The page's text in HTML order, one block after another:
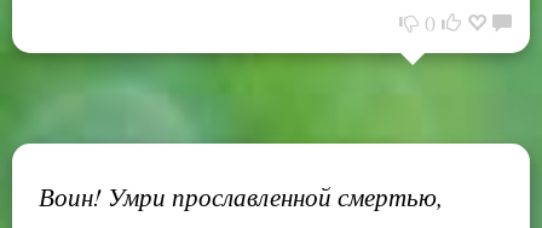
0
Воин! Умри прославленной смертью,